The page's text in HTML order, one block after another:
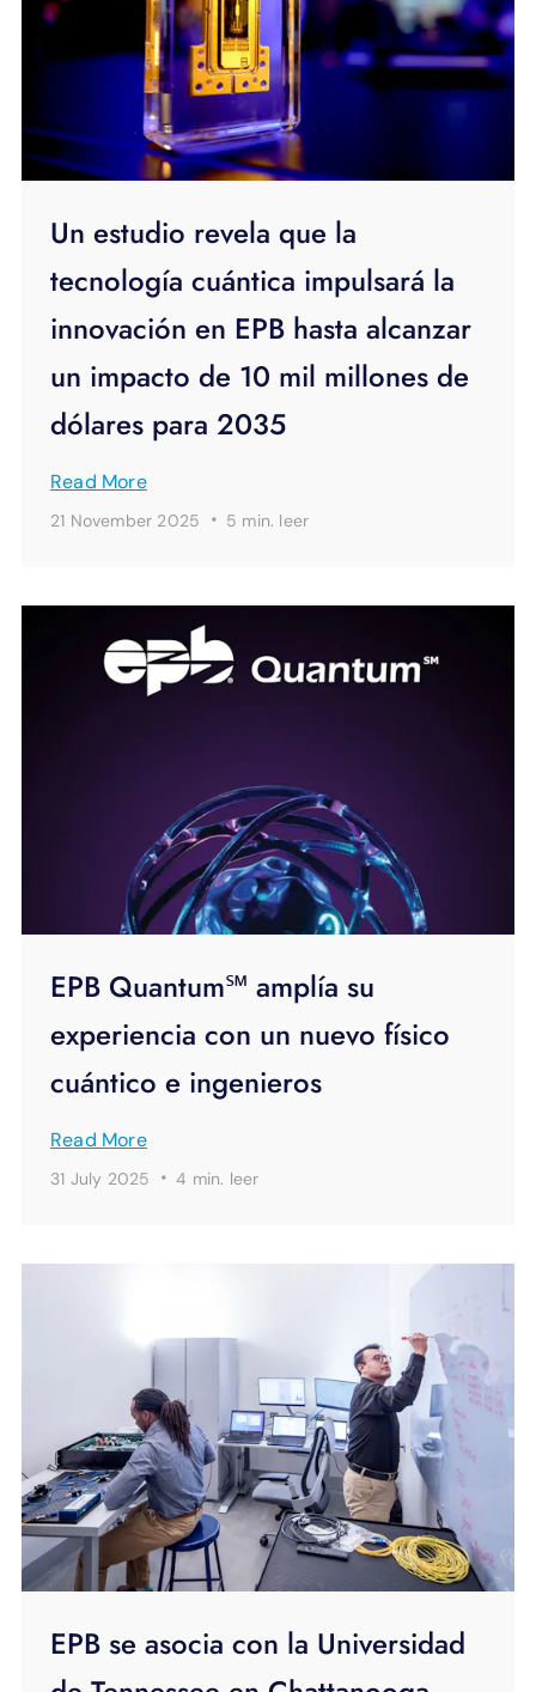
Un estudio revela que la
tecnología cuántica impulsará la
innovación en EPB hasta alcanzar
un impacto de 10 mil millones de
dólares para 2035
Read More
21 November 2025 · 5 min. leer
EPB Quantum℠ amplía su
experiencia con un nuevo físico
cuántico e ingenieros
Read More
31 July 2025 ·4 min. leer
EPB se asocia con la Universidad